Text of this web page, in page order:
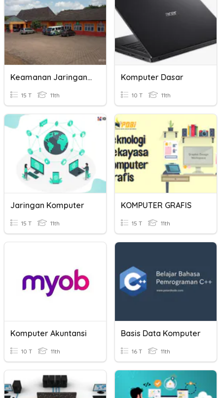
Keamanan Jaringan Komputer
15 T 11th
Komputer Dasar
10 T 11th
Jaringan Komputer
15 T 11th
KOMPUTER GRAFIS
15 T 11th
Komputer Akuntansi
10 T 11th
Basis Data Komputer
16 T 11th